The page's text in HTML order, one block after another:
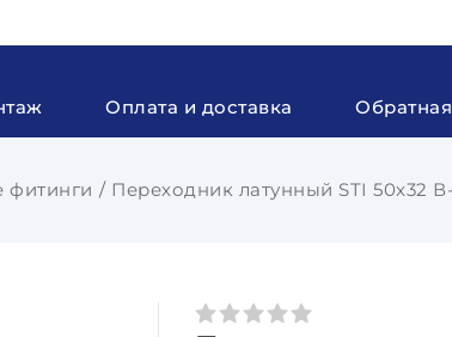
Оплата и доставка
фитинги Переходник латунный STI 50x32